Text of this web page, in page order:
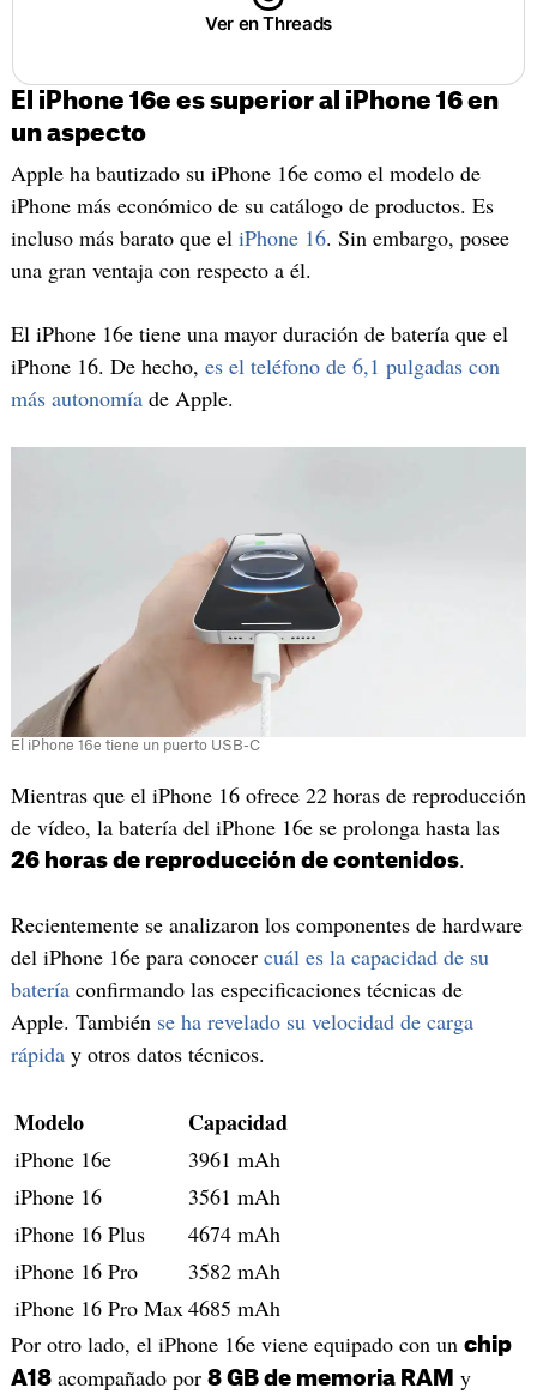
Ver en Threads
El iPhone 16e es superior al iPhone 16 en
un aspecto
Apple ha bautizado su iPhone 16e como el modelo de
iPhone más económico de su catálogo de productos. Es
incluso más barato que el iPhone 16. Sin embargo, posee
una gran ventaja con respecto a él.
El iPhone 16e tiene una mayor duración de batería que el
iPhone 16. De hecho, es el teléfono de 6,1 pulgadas con
más autonomíade Apple.
El iPhone 16e tiene un puerto USB-C
Mientras que el iPhone 16 ofrece 22 horas de reproducción
de vídeo, la batería del iPhone 16e se prolonga hasta las
26 horas de reproducción de contenidos.
Recientemente se analizaron los componentes de hardware
del iPhone 16e para conocer cuál es la capacidad de su
bateríaconfirmando las especificaciones técnicas de
Apple. También se ha revelado su velocidad de carga
rápiday otros datos técnicos.
Modelo Capacidad
iPhone 16e
3961 mAh
iPhone 16
3561 mAh
iPhone 16 Plus
4674 mAh
iPhone 16 Pro
3582 mAh
iPhone 16 Pro Max4685 mAh
Por otro lado, el iPhone 16e viene equipado con un chip
A18acompañado por 8 GB de memoria RAM y